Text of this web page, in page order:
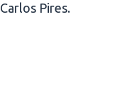
Pires.